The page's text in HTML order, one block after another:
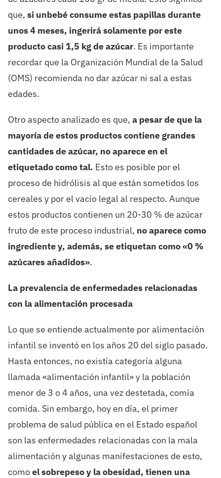
que, si unbebé consume estas papillas durante
unos 4 meses, ingerirá solamente por este
producto casi 1,5 kg de azúcar. Es importante
recordar que la Organización Mundial de la Salud
(OMS) recomienda no dar azúcar ni sal a estas
edades.
Otro aspecto analizado es que, a pesar de que la
mayoría de estos productos contiene grandes
cantidades de azúcar, no aparece en el
etiquetado como tal. Esto es posible por el
proceso de hidrólisis al que están sometidos los
cereales y por el vacío legal al respecto. Aunque
estos productos contienen un 20-30 % de azúcar
fruto de este proceso industrial, no aparece como
ingrediente y, además, se etiquetan como «0 %
azúcares añadidos».
La prevalencia de enfermedades relacionadas
con la alimentación procesada
Lo que se entiende actualmente por alimentación
infantil se inventó en los años 20 del siglo pasado.
Hasta entonces, no existía categoría alguna
llamada «alimentación infantil» y la población
menor de 3 o 4 años, una vez destetada, comía
comida. Sin embargo, hoy en día, el primer
problema de salud pública en el Estado español
son las enfermedades relacionadas con la mala
alimentación y algunas manifestaciones de esto,
comoel sobrepeso y la obesidad, tienen una